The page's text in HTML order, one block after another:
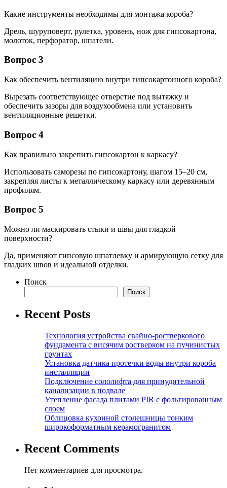
Какие инструменты необходимы для монтажа короба?
Дрель, шуруповерт, рулетка, уровень, нож для гипсокартона,
молоток, перфоратор, шпатели.
Вопрос 3
Как обеспечить вентиляцию внутри гипсокартонного короба?
Вырезать соответствующее отверстие под вытяжку и
обеспечить зазоры для воздухообмена или установить
вентиляционные решетки.
Вопрос 4
Как правильно закрепить гипсокартон к каркасу?
Использовать саморезы по гипсокартону, шагом 15–20 см,
закрепляя листы к металлическому каркасу или деревянным
профилям.
Вопрос 5
Можно ли маскировать стыки и швы для гладкой
поверхности?
Да, применяют гипсовую шпатлевку и армирующую сетку для
гладких швов и идеальной отделки.
Поиск
Поиск
Recent Posts
Технология устройства свайно-ростверкового
фундамента с висячим ростверком на пучинистых
грунтах
Установка датчика протечки воды внутри короба
инсталляции
Подключение сололифта для принудительной
канализации в подвале
Утепление фасада плитами PIR с фольгированным
слоем
Облицовка кухонной столешницы тонким
широкоформатным керамогранитом
Recent Comments
Нет комментариев для просмотра.